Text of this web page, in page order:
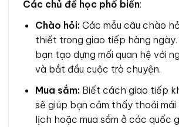
Các chủ đề học phổ biến:
Chào hỏi:Các mẫu câu chào
thiết trong giao tiếp hàng ngày.
bạn tạo dựng mối quan hệ với
và bắt đầu cuộc trò chuyện.
Mua sắm:Biết cách giao tiếp
sẽ giúp bạn cảm thấy thoải mái
lịch hoặc mua sắm ở các quốc